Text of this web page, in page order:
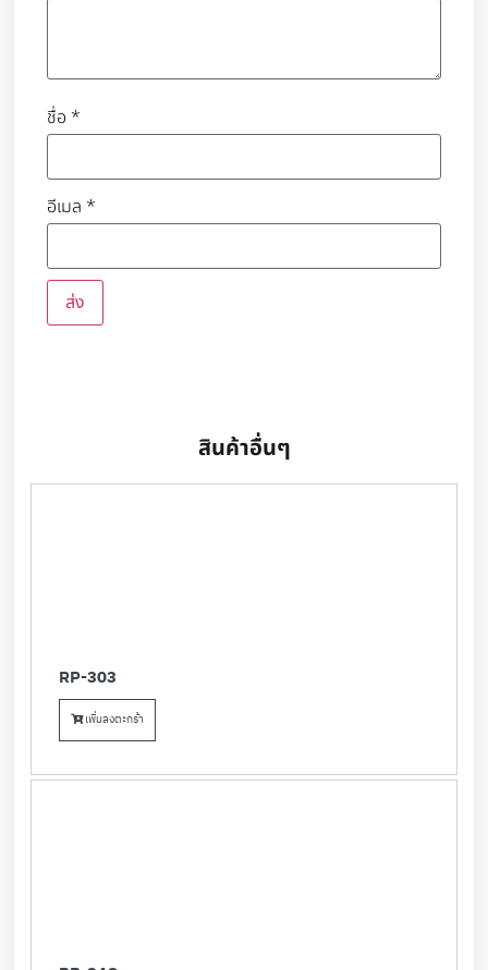
ชื่อ *
อีเมล *
สินค้าอื่นๆ
RP-303
เพิ่มลงตะกร้า